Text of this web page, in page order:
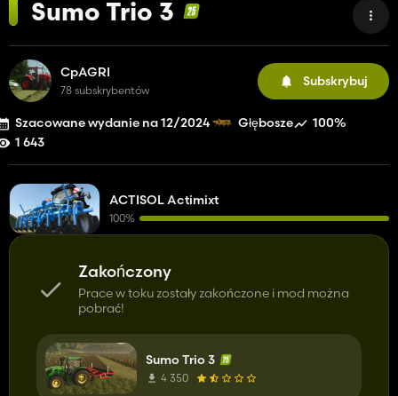
Sumo Trio 3
CpAGRI
78 subskrybentów
Subskrybuj
Szacowane wydanie na 12/2024 Głębosze
100%
1 643
Zakończony
Prace w toku zostały zakończone i mod można
pobrać!
Sumo Trio 3
4 350
ACTISOL Actimixt
100%